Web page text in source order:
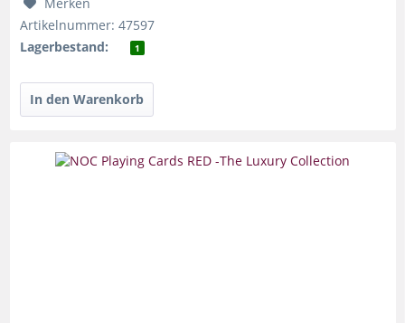
Artikelnummer: 47597
Lagerbestand:
1